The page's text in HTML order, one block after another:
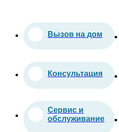
Вызов на дом
Консультация
Сервис и
обслуживание